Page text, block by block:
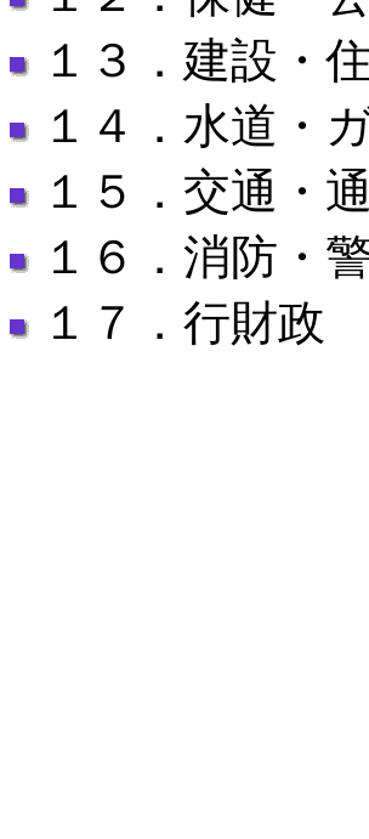
１３．建設・
１４．水道・
１５．交通・
１６．消防・
１７．行財政